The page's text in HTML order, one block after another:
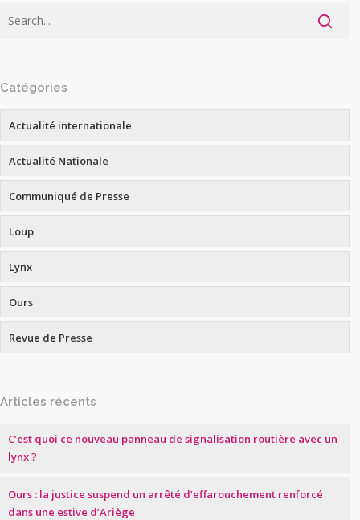
Catégories
Actualité internationale
Actualité Nationale
Communiqué de Presse
Loup
Lynx
Ours
Revue de Presse
Articles récents
C’est quoi ce nouveau panneau de signalisation routière avec un
lynx ?
Ours : la justice suspend un arrêté d’effarouchement renforcé
dans une estive d’Ariège